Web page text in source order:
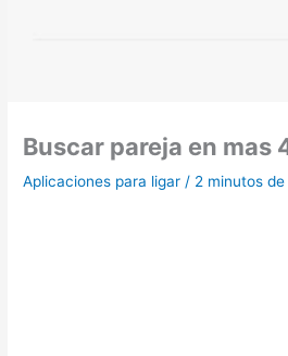
Buscar pareja en mas
Aplicaciones para ligar / 2 minutos